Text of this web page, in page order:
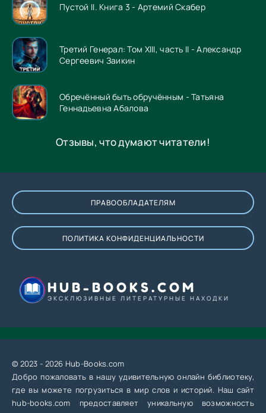
Пустой II. Книга 3 - Артемий Скабер
Третий Генерал: Том XIII, часть II - Александр
Сергеевич Заикин
Обречённый быть обручённым - Татьяна
Геннадьевна Абалова
Отзывы, что думают читатели!
ПРАВООБЛАДАТЕЛЯМ
ПОЛИТИКА КОНФИДЕНЦИАЛЬНОСТИ
HUB-BOOKS.COM
ЭКСКЛЮЗИВНЫЕ ЛИТЕРАТУРНЫЕ НАХОДКИ
© 2023 - 2026 Hub-Books.com
Добро пожаловать в нашу удивительную онлайн библиотеку,
где вы можете погрузиться в мир слов и историй. Наш сайт
hub-books.com предоставляет уникальную возможность